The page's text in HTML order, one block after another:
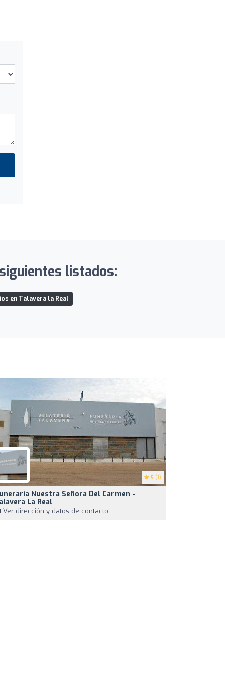
listados:
en Talavera la Real
5 (1)
Nuestra Señora Del Carmen -
La Real
Ver dirección y datos de contacto